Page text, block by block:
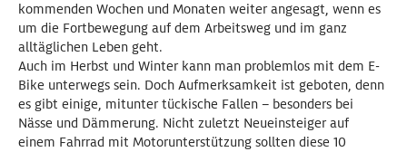
kommenden Wochen und Monaten weiter angesagt, wenn es
um die Fortbewegung auf dem Arbeitsweg und im ganz
alltäglichen Leben geht.
Auch im Herbst und Winter kann man problemlos mit dem E-
Bike unterwegs sein. Doch Aufmerksamkeit ist geboten, denn
es gibt einige, mitunter tückische Fallen – besonders bei
Nässe und Dämmerung. Nicht zuletzt Neueinsteiger auf
einem Fahrrad mit Motorunterstützung sollten diese 10